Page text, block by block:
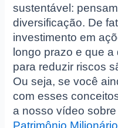
sustentável:
diversificação. De
investimento em
longo prazo e que
para reduzir riscos
Ou seja, se você
com esses
a nosso vídeo sobre
Patrimônio